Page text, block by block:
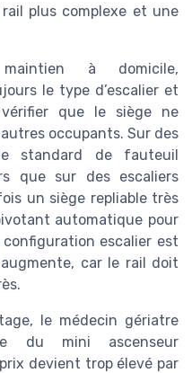
plus complexe et une
à domicile,
le type d’escalier et
que le siège ne
occupants. Sur des
standard de fauteuil
que sur des escaliers
un siège repliable très
automatique pour
escalier est
car le rail doit
le médecin gériatre
du mini ascenseur
devient trop élevé par